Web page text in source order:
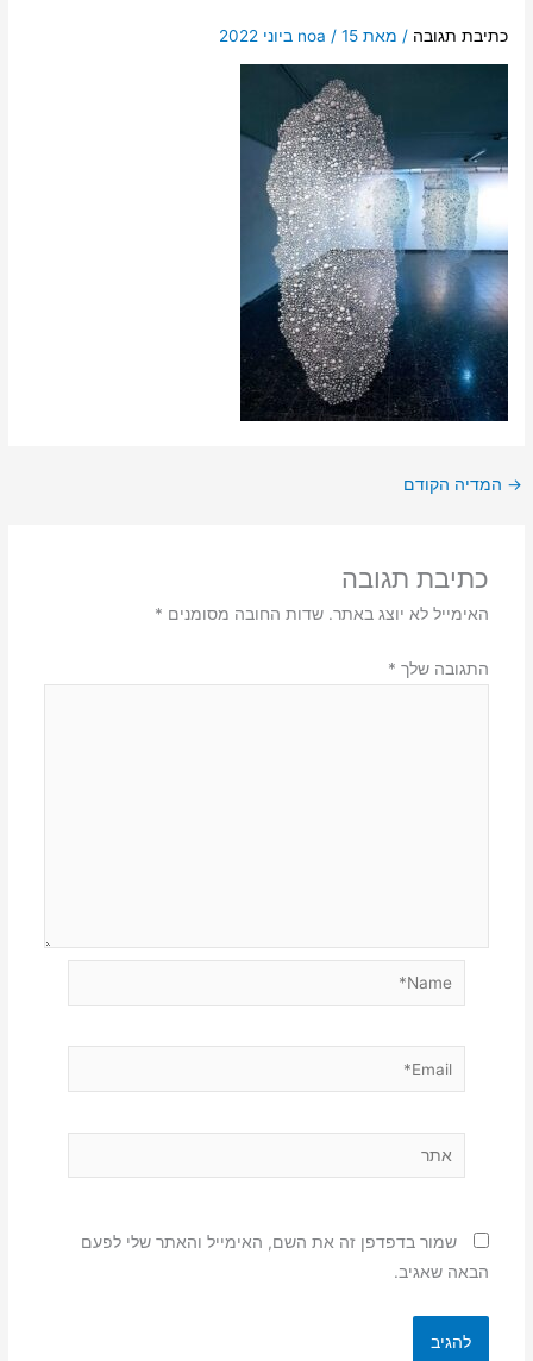
כתיבת תגובה / מאת noa / 15 ביוני 2022
→ המדיה הקודם
כתיבת תגובה
האימייל לא יוצג באתר. שדות החובה מסומנים *
התגובה שלך *
Email*
שמור בדפדפן זה את השם, האימייל והאתר שלי לפעם
הבאה שאגיב.